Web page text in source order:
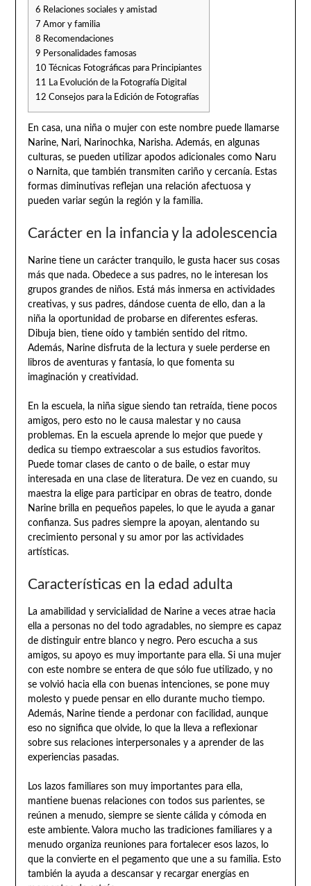
6 Relaciones sociales y amistad
7 Amor y familia
8 Recomendaciones
9 Personalidades famosas
10Técnicas Fotográficas para Principiantes
11 La Evolución de la Fotografía Digital
12 Consejos para la Edición de Fotografías
En casa, una niña o mujer con este nombre puede llamarse
Narine, Nari, Narinochka, Narisha. Además, en algunas
culturas, se pueden utilizar apodos adicionales como Naru
o Narnita, que también transmiten cariño y cercanía. Estas
formas diminutivas reflejan una relación afectuosa y
pueden variar según la región y la familia.
Carácter en la infancia y la adolescencia
Narine tiene un carácter tranquilo, le gusta hacer sus cosas
más que nada. Obedece a sus padres, no le interesan los
grupos grandes de niños. Está más inmersa en actividades
creativas, y sus padres, dándose cuenta de ello, dan a la
niña la oportunidad de probarse en diferentes esferas.
Dibuja bien, tiene oído y también sentido del ritmo.
Además, Narine disfruta de la lectura y suele perderse en
libros de aventuras y fantasía, lo que fomenta su
imaginación y creatividad.
En la escuela, la niña sigue siendo tan retraída, tiene pocos
amigos, pero esto no le causa malestar y no causa
problemas. En la escuela aprende lo mejor que puede y
dedica su tiempo extraescolar a sus estudios favoritos.
Puede tomar clases de canto o de baile, o estar muy
interesada en una clase de literatura. De vez en cuando, su
maestra la elige para participar en obras de teatro, donde
Narine brilla en pequeños papeles, lo que le ayuda a ganar
confianza. Sus padres siempre la apoyan, alentando su
crecimiento personal y su amor por las actividades
artísticas.
Características en la edad adulta
La amabilidad y servicialidad de Narine a veces atrae hacia
ella a personas no del todo agradables, no siempre es capaz
de distinguir entre blanco y negro. Pero escucha a sus
amigos, su apoyo es muy importante para ella. Si una mujer
con este nombre se entera de que sólo fue utilizado, y no
se volvió hacia ella con buenas intenciones, se pone muy
molesto y puede pensar en ello durante mucho tiempo.
Además, Narine tiende a perdonar con facilidad, aunque
eso no significa que olvide, lo que la lleva a reflexionar
sobre sus relaciones interpersonales y a aprender de las
experiencias pasadas.
Los lazos familiares son muy importantes para ella,
mantiene buenas relaciones con todos sus parientes, se
reúnen a menudo, siempre se siente cálida y cómoda en
este ambiente. Valora mucho las tradiciones familiares y a
menudo organiza reuniones para fortalecer esos lazos, lo
que la convierte en el pegamento que une a su familia. Esto
también la ayuda a descansar y recargar energías en